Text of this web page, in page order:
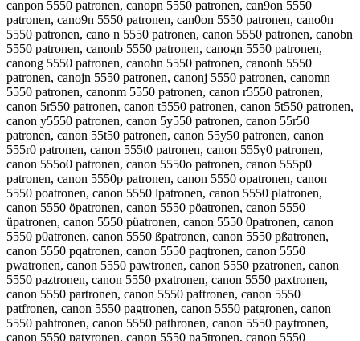
canpon 5550 patronen, canopn 5550 patronen, can9on 5550
patronen, cano9n 5550 patronen, can0on 5550 patronen, cano0n
5550 patronen, cano n 5550 patronen, canon 5550 patronen, canobn
5550 patronen, canonb 5550 patronen, canogn 5550 patronen,
canong 5550 patronen, canohn 5550 patronen, canonh 5550
patronen, canojn 5550 patronen, canonj 5550 patronen, canomn
5550 patronen, canonm 5550 patronen, canon r5550 patronen,
canon 5r550 patronen, canon t5550 patronen, canon 5t550 patronen,
canon y5550 patronen, canon 5y550 patronen, canon 55r50
patronen, canon 55t50 patronen, canon 55y50 patronen, canon
555r0 patronen, canon 555t0 patronen, canon 555y0 patronen,
canon 555o0 patronen, canon 5550o patronen, canon 555p0
patronen, canon 5550p patronen, canon 5550 opatronen, canon
5550 poatronen, canon 5550 lpatronen, canon 5550 platronen,
canon 5550 öpatronen, canon 5550 pöatronen, canon 5550
üpatronen, canon 5550 püatronen, canon 5550 0patronen, canon
5550 p0atronen, canon 5550 ßpatronen, canon 5550 pßatronen,
canon 5550 pqatronen, canon 5550 paqtronen, canon 5550
pwatronen, canon 5550 pawtronen, canon 5550 pzatronen, canon
5550 paztronen, canon 5550 pxatronen, canon 5550 paxtronen,
canon 5550 partronen, canon 5550 paftronen, canon 5550
patfronen, canon 5550 pagtronen, canon 5550 patgronen, canon
5550 pahtronen, canon 5550 pathronen, canon 5550 paytronen,
canon 5550 patyronen, canon 5550 pa5tronen, canon 5550